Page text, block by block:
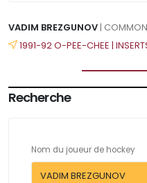
VADIM BREZGUNOV| COMMON
1991-92 O-PEE-CHEE |
Recherche
Nom du joueur de hockey